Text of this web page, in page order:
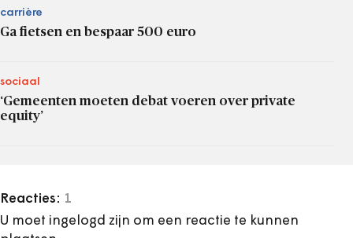
carrière
Ga fietsen en bespaar 500 euro
sociaal
‘Gemeenten moeten debat voeren over private
equity’
Reacties: 1
U moet ingelogd zijn om een reactie te kunnen